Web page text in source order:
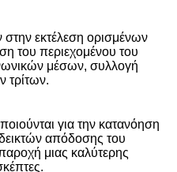
εκτέλεση ορισμένων
του περιεχομένου του
μέσων, συλλογή
τρίτων.
για την κατανόηση
απόδοσης του
μιας καλύτερης